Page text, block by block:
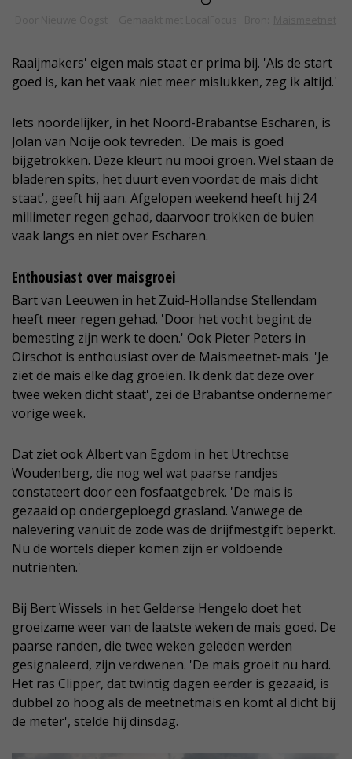
Raaijmakers' eigen mais staat er prima bij. 'Als de start
goed is, kan het vaak niet meer mislukken, zeg ik altijd.'
Iets noordelijker, in het Noord-Brabantse Escharen, is
Jolan van Noije ook tevreden. 'De mais is goed
bijgetrokken. Deze kleurt nu mooi groen. Wel staan de
bladeren spits, het duurt even voordat de mais dicht
staat', geeft hij aan. Afgelopen weekend heeft hij 24
millimeter regen gehad, daarvoor trokken de buien
vaak langs en niet over Escharen.
Enthousiast over maisgroei
Bart van Leeuwen in het Zuid-Hollandse Stellendam
heeft meer regen gehad. 'Door het vocht begint de
bemesting zijn werk te doen.' Ook Pieter Peters in
Oirschot is enthousiast over de Maismeetnet-mais. 'Je
ziet de mais elke dag groeien. Ik denk dat deze over
twee weken dicht staat', zei de Brabantse ondernemer
vorige week.
Dat ziet ook Albert van Egdom in het Utrechtse
Woudenberg, die nog wel wat paarse randjes
constateert door een fosfaatgebrek. 'De mais is
gezaaid op ondergeploegd grasland. Vanwege de
nalevering vanuit de zode was de drijfmestgift beperkt.
Nu de wortels dieper komen zijn er voldoende
nutriënten.'
Bij Bert Wissels in het Gelderse Hengelo doet het
groeizame weer van de laatste weken de mais goed. De
paarse randen, die twee weken geleden werden
gesignaleerd, zijn verdwenen. 'De mais groeit nu hard.
Het ras Clipper, dat twintig dagen eerder is gezaaid, is
dubbel zo hoog als de meetnetmais en komt al dicht bij
de meter', stelde hij dinsdag.